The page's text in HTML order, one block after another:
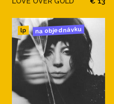
lp na objednávku